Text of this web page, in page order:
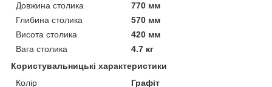
Довжина столика
770 мм
Глибина столика
570 мм
Висота столика
420 мм
Вага столика
4.7 кг
Користувальницькі характеристики
Колір
Графіт